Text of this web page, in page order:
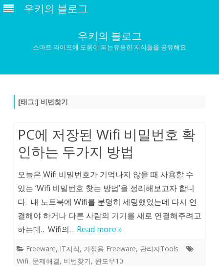
우키의 블로그
우키의 블로그
스마트 라이프에 도움이 되는유용한 지식들을 공유해요
[태그:] 비번찾기
PC에 저장된 Wifi 비밀번호 확
인하는 두가지 방법
오늘은 Wifi 비밀번호가 기억나지 않을 때 사용할 수
있는 ‘Wifi 비밀번호 찾는 방법’을 정리해보고자 합니
다. 내 노트북에 Wifi를 분명히 세팅했었는데 다시 연
결해야 하거나 다른 사람의 기기를 새로 연결해주려고
하는데.. Wifi의… Read more »
Freeware, IT지식, 가정용 Freeware, 관리자Tools
Wifi, 문제해결, 비번찾기, 윈도우10